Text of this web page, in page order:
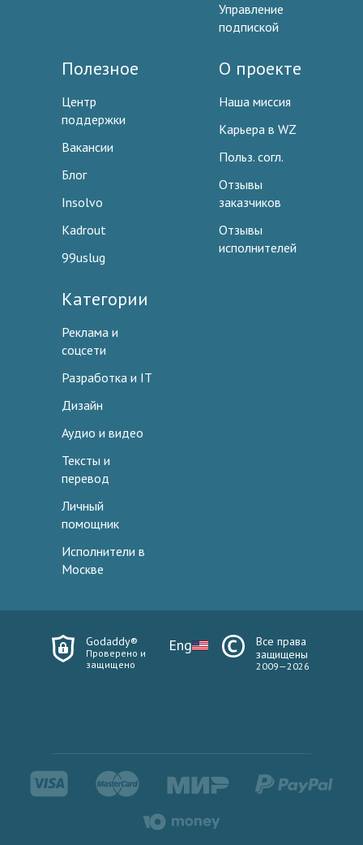
Управление
подпиской
Полезное
Центр
поддержки
Вакансии
Блог
Insolvo
Kadrout
99uslug
О проекте
Наша миссия
Карьера в WZ
Польз. согл.
Отзывы
заказчиков
Отзывы
исполнителей
Категории
Реклама и
соцсети
Разработка и IT
Дизайн
Аудио и видео
Тексты и
перевод
Личный
помощник
Исполнители в
Москве
Godaddy®
Проверено и
защищено
Eng
Все права
защищены
2009—2026